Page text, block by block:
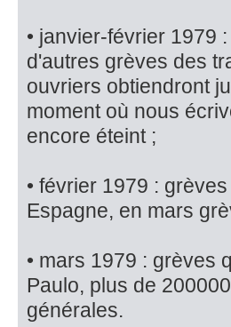
• janvier-février 1979
d'autres grèves des
ouvriers ob­tiendront
moment où nous
encore éteint ;
• février 1979 :
Espagne, en mars
• mars 1979 : grèves
Paulo, plus de
générales.